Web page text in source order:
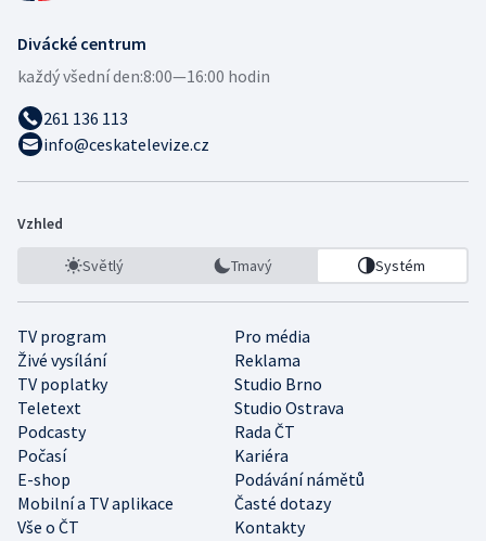
Divácké centrum
každý všední den:8:00—16:00 hodin
261 136 113
info@ceskatelevize.cz
Vzhled
Světlý Tmavý Systém
TV program
Pro média
Živé vysílání
Reklama
TV poplatky
Studio Brno
Teletext
Studio Ostrava
Podcasty
Rada ČT
Počasí
Kariéra
E-shop
Podávání námětů
Mobilní a TV aplikace
Časté dotazy
Vše o ČT
Kontakty